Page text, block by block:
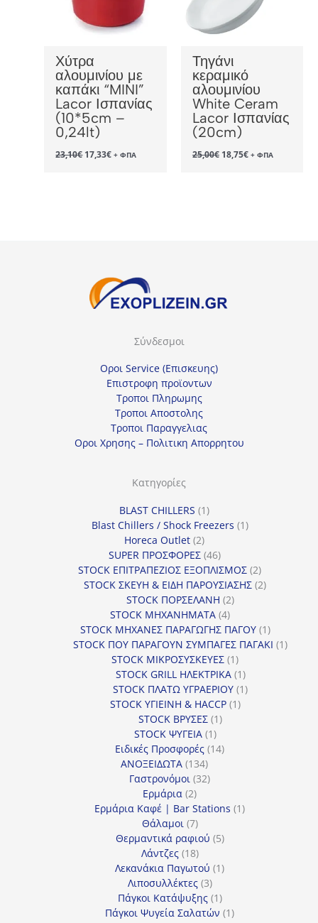
Χύτρα
αλουμινίου με
καπάκι “MINI”
Lacor Ισπανίας
(10*5cm –
0,24lt)
23,10€ Original
price
17,33€Η+ ΦΠΑ
Τηγάνι
κεραμικό
αλουμινίου
White Ceram
Lacor Ισπανίας
(20cm)
25,00€ Original
price
18,75€Η+ ΦΠΑ
Σύνδεσμοι
Οροι Service (Επισκευης)
Επιστροφη προϊοντων
Τροποι Πληρωμης
Τροποι Αποστολης
Τροποι Παραγγελιας
Οροι Χρησης – Πολιτικη Απορρητου
Κατηγορίες
BLAST CHILLERS 11
προϊόν
Blast Chillers / Shock Freezers 11
Horeca Outlet 22
προϊόντα
SUPER ΠΡΟΣΦΟΡΕΣ 4646
προϊόντα
STOCK ΕΠΙΤΡΑΠΕΖΙΟΣ ΕΞΟΠΛΙΣΜΟΣ 22
προϊόντα
STOCK ΣΚΕΥΗ & ΕΙΔΗ ΠΑΡΟΥΣΙΑΣΗΣ 22
STOCK ΠΟΡΣΕΛΑΝΗ 22
STOCK ΜΗΧΑΝΗΜΑΤΑ 44
προϊόντα
STOCK ΜΗΧΑΝΕΣ ΠΑΡΑΓΩΓΗΣ ΠΑΓΟΥ 11
προϊόν
STOCK ΠΟΥ ΠΑΡΑΓΟΥΝ ΣΥΜΠΑΓΕΣ ΠΑΓΑΚΙ 11
STOCK ΜΙΚΡΟΣΥΣΚΕΥΕΣ 11
προϊόν
STOCK GRILL ΗΛΕΚΤΡΙΚΑ 11
προϊόν
STOCK ΠΛΑΤΩ ΥΓΡΑΕΡΙΟΥ 11
STOCK ΥΓΙΕΙΝΗ & HACCP 11
STOCK ΒΡΥΣΕΣ 11
STOCK ΨΥΓΕΙΑ 11
προϊόν
Ειδικές Προσφορές 1414
ΑΝΟΞΕΙΔΩΤΑ 134134
προϊόντα
Γαστρονόμοι 3232
Ερμάρια 22
προϊόντα
Ερμάρια Καφέ | Bar Stations 11
Θάλαμοι 77
προϊόντα
Θερμαντικά ραφιού 55
Λάντζες 1818
προϊόντα
Λεκανάκια Παγωτού 11
Λιποσυλλέκτες 33
προϊόντα
Πάγκοι Κατάψυξης 11
προϊόν
Πάγκοι Ψυγεία Σαλατών 11